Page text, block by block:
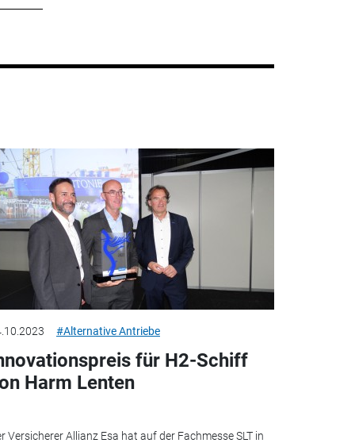
#Alternative Antriebe
für H2-Schiff
Harm Lenten
Versicherer Allianz Esa hat auf der Fachmesse SLT in